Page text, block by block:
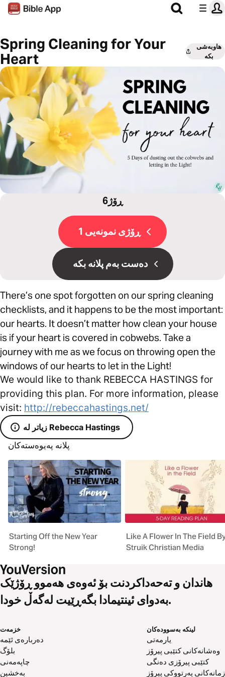
Spring Cleaning for Your
Heart
هاوبەشی
بکە
6ڕۆژ
ڕۆژی نمونەیی 1
دەست بەم پلانە بکە
There’s one spot forgotten on our spring cleaning
checklists, and it happens to be the most important:
our hearts. It doesn’t matter how clean your house
is if your heart is covered in cobwebs. Take a
journey with me as we focus on throwing open the
windows of our hearts to let in the Light!
We would like to thank REBECCA HASTINGS for
providing this plan. For more information, please
visit: http://rebeccahastings.net/
زیاتر لە Rebecca Hastings
پلانە پەیوەستەکان
Starting Off the New Year
Strong!
Like A Flower In The Field
Struik Christian Media
هاندان و تەحەداکردنت بۆ ئەوەی هەموو ڕۆژێک
بەدوای ئینتیمادا بگەڕێیت لەگەڵ خودا.
خزمەت
دەربارەی ئێمە
بلۆگ
چاپەمەنی
بەخشین
لینکە بەسوودەکان
یارمەتی
وەشانەکانی کتێبی پیرۆز
کتێبی پیرۆزی دەنگی
زمانەکانی پەرتووکی پیرۆز